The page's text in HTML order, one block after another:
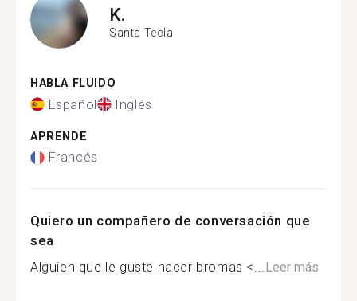
K.
Santa Tecla
HABLA FLUIDO
Español Inglés
APRENDE
Francés
Quiero un compañero de conversación que
sea
Alguien que le guste hacer bromas <...Leer más